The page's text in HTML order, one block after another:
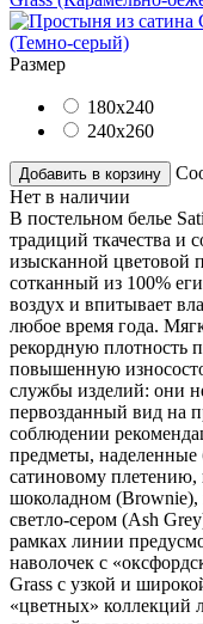
Размер
180x240
240x260
Добавить в корзину
Нет в наличии
В постельном белье
традиций ткачества и
изысканной цветовой
сотканный из 100%
воздух и впитывает
любое время года.
рекордную плотность
повышенную
службы изделий: они
первозданный вид на
соблюдении
предметы, наделенные
сатиновому плетению,
шоколадном (Brownie),
светло-сером (Ash
рамках линии
наволочек с
Grass с узкой и
«цветных» коллекций